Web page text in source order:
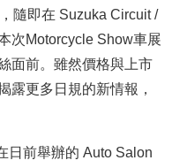
隨即在 Suzuka Circuit /
次Motorcycle Show車展
面前。雖然價格與上市
露更多日規的新情報，
日前舉辦的 Auto Salon